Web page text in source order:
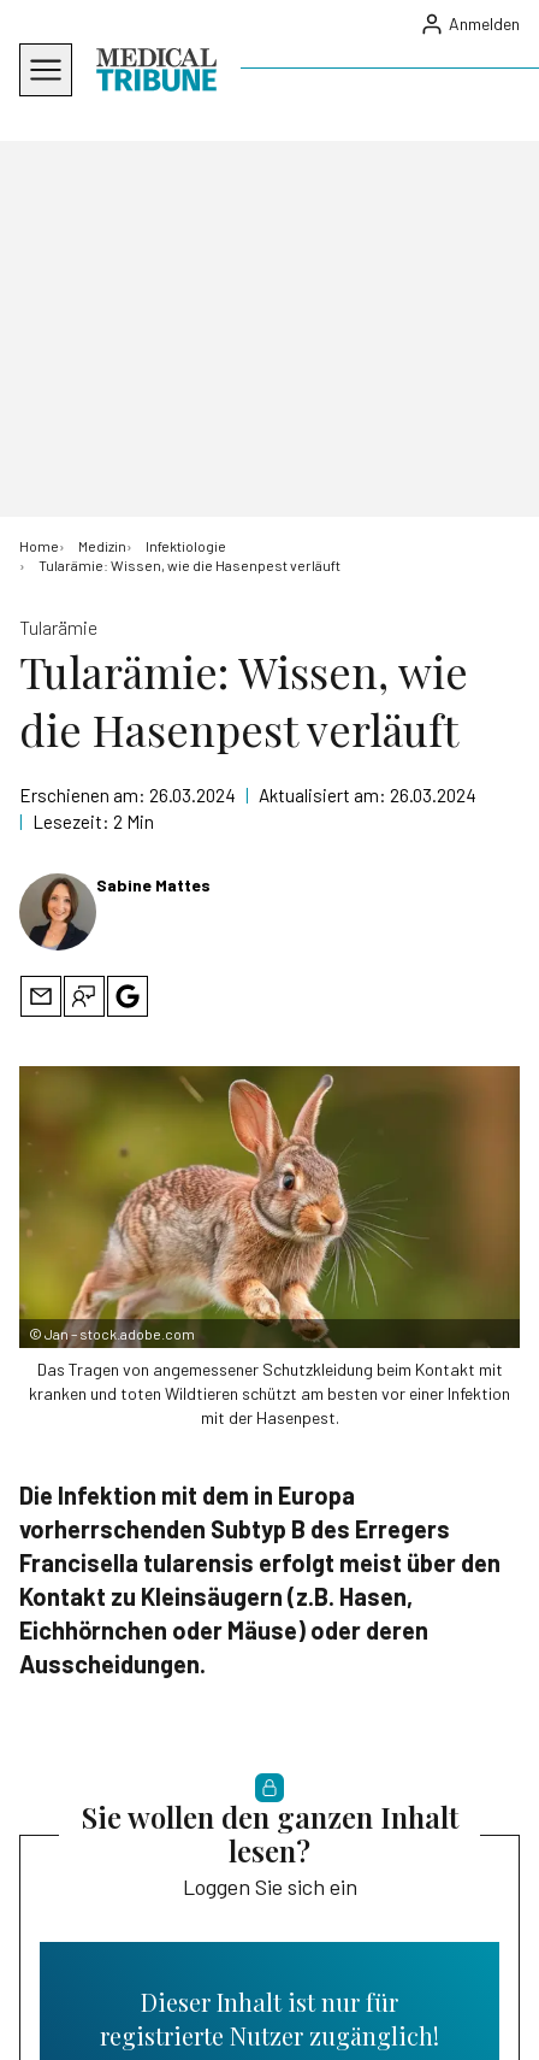
Anmelden
Home Medizin
Infektiologie
Tularämie: Wissen, wie die Hasenpest verläuft
Tularämie
Tularämie: Wissen, wie
die Hasenpest verläuft
Erschienen am: 26.03.2024 | Aktualisiert am: 26.03.2024
| Lesezeit: 2 Min
Sabine Mattes
© Jan – stock.adobe.com
Das Tragen von angemessener Schutzkleidung beim Kontakt mit
kranken und toten Wildtieren schützt am besten vor einer Infektion
mit der Hasenpest.
Die Infektion mit dem in Europa
vorherrschenden Subtyp B des Erregers
Francisella tularensis erfolgt meist über den
Kontakt zu Kleinsäugern (z.B. Hasen,
Eichhörnchen oder Mäuse) oder deren
Ausscheidungen.
Sie wollen den ganzen Inhalt
lesen?
Loggen Sie sich ein
Dieser Inhalt ist nur für
registrierte Nutzer zugänglich!